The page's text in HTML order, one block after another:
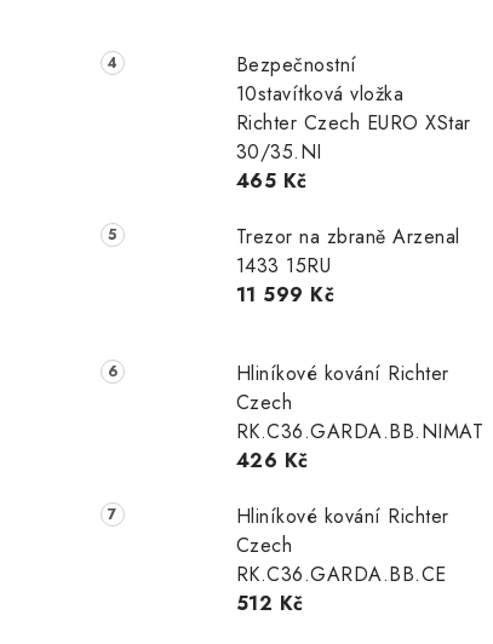
n
Bezpečnostní
10stavítková vložka
Richter Czech EURO XStar
30/35.NI
465 Kč
Trezor na zbraně Arzenal
1433 15RU
11 599 Kč
Hliníkové kování Richter
Czech
RK.C36.GARDA.BB.NIMAT
426 Kč
Hliníkové kování Richter
Czech
RK.C36.GARDA.BB.CE
512 Kč